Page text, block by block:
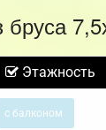
Этажность
с балконом